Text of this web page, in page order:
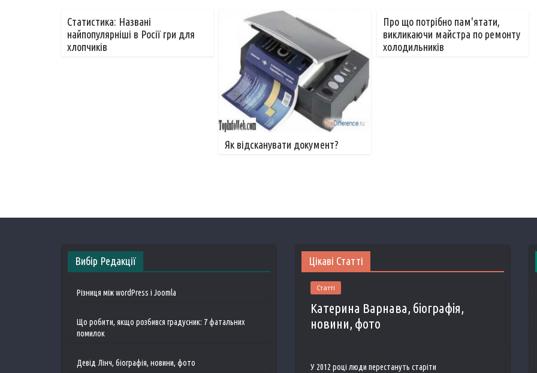
Статистика: Названі
найпопулярніші в Росії гри для
хлопчиків
Як відсканувати документ?
Про що потрібно пам'ятати,
викликаючи майстра по ремонту
холодильників
Вибір Редакції
Різниця між wordPress і Joomla
Що робити, якщо розбився градусник: 7 фатальних
помилок
Девід Лінч, біографія, новини, фото
Цікаві Статті
Статті
Катерина Варнава, біографія,
новини, фото
У 2012 році люди перестануть старіти